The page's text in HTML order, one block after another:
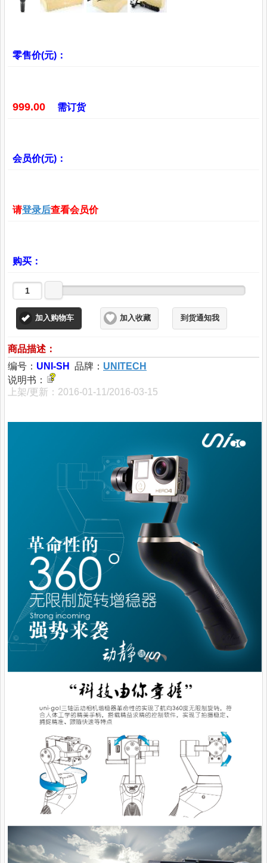
零售价(元)：
999.00 需订货
会员价(元)：
请登录后查看会员价
购买：
加入购物车 加入收藏 到货通知我
商品描述：
编号： UNI-SH 品牌： UNITECH
说明书：
上架/更新：2016-01-11/2016-03-15